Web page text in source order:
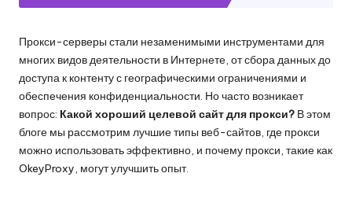
ю
б
ы
х
н
у
ж
Прокси-серверы стали незаменимыми инструментами для
многих видов деятельности в Интернете, от сбора данных до
доступа к контенту с географическими ограничениями и
обеспечения конфиденциальности. Но часто возникает
вопрос: Какой хороший целевой сайт для прокси? В этом
блоге мы рассмотрим лучшие типы веб-сайтов, где прокси
можно использовать эффективно, и почему прокси, такие как
OkeyProxy, могут улучшить опыт.